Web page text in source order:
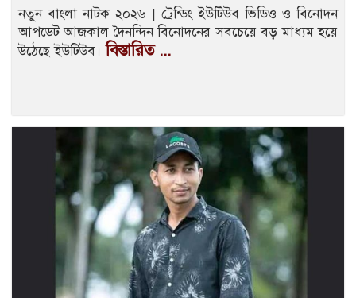
নতুন বাংলা নাটক ২০২৬ | ট্রেন্ডিং ইউটিউব ভিডিও ও বিনোদন
আপডেট আজকাল দৈনন্দিন বিনোদনের সবচেয়ে বড় মাধ্যম হয়ে
উঠেছে ইউটিউব।বিস্তারিত ...